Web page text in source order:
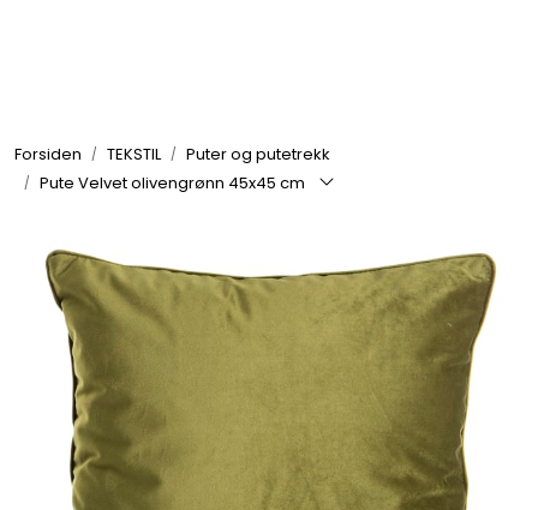
Forsiden TEKSTIL
Puter og putetrekk
Pute Velvet olivengrønn 45x45 cm
UTEMILJØ
VERKTØY
HJEM
INTERIØR
TEKSTIL